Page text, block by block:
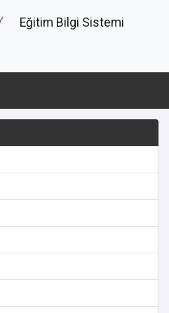
Eğitim Bilgi Sistemi